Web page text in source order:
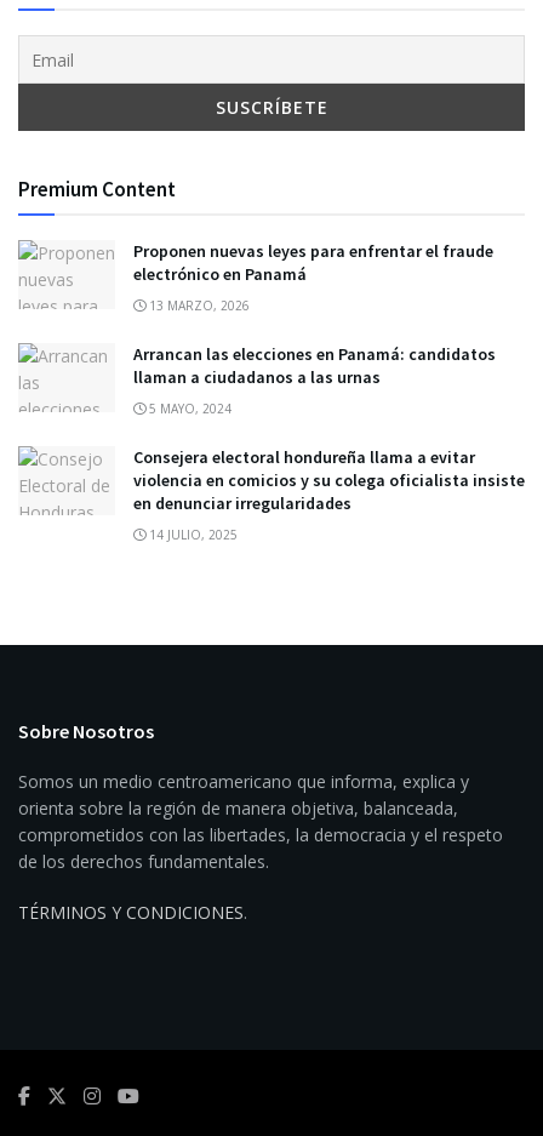
Premium Content
Proponen nuevas leyes para enfrentar el fraude
electrónico en Panamá
13 MARZO, 2026
Arrancan las elecciones en Panamá: candidatos
llaman a ciudadanos a las urnas
5 MAYO, 2024
Consejera electoral hondureña llama a evitar
violencia en comicios y su colega oficialista insiste
en denunciar irregularidades
14 JULIO, 2025
Sobre Nosotros
Somos un medio centroamericano que informa, explica y
orienta sobre la región de manera objetiva, balanceada,
comprometidos con las libertades, la democracia y el respeto
de los derechos fundamentales.
TÉRMINOS Y CONDICIONES.